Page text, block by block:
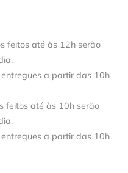
feitos até às 12h serão
a partir das 10h
feitos até às 10h serão
a partir das 10h